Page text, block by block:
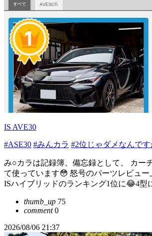
IS AVE30
#ASE30 #みんカラ #2位じゃダメなんです
み○カラは記録簿、備忘録として、 カー
て使っています😳 怒号のパーツレビュー
ISハイブリッドのランキング1位に😂4型
thumb_up 75
comment0
2026/08/06 21:37